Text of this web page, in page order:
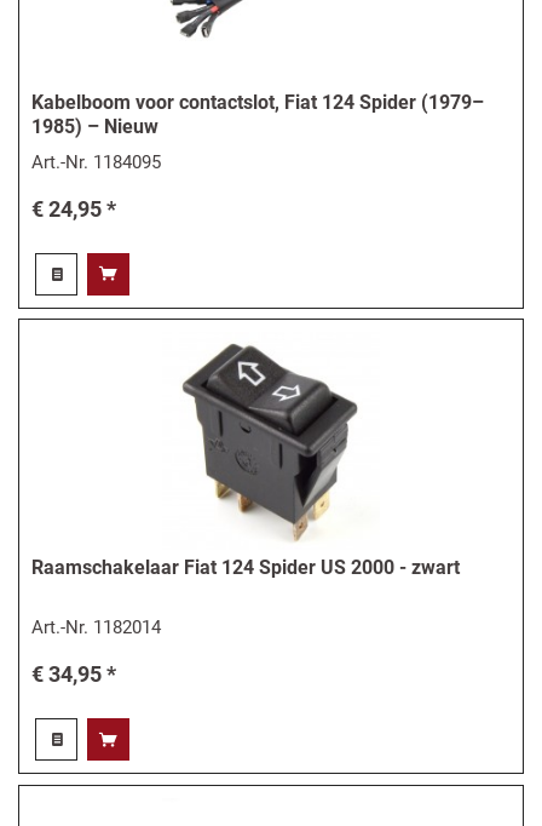
Kabelboom voor contactslot, Fiat 124 Spider (1979–
1985) – Nieuw
Art.-Nr. 1184095
€ 24,95 *
Raamschakelaar Fiat 124 Spider US 2000 - zwart
Art.-Nr. 1182014
€ 34,95 *